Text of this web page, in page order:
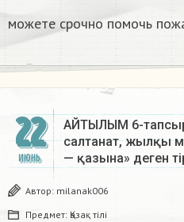
можете срочно помочь
22
ИЮНЬ
АЙТЫЛЫМ 6-
салтанат, жылқы
— қазына» деген
Автор: milanak006
Предмет: Қазақ тiлi